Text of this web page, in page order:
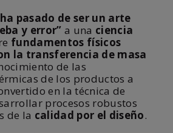
pasado de ser un arte
y error” a una ciencia
fundamentos físicos
la transferencia de masa
de las
de los productos a
en la técnica de
procesos robustos
de la calidad por el diseño.